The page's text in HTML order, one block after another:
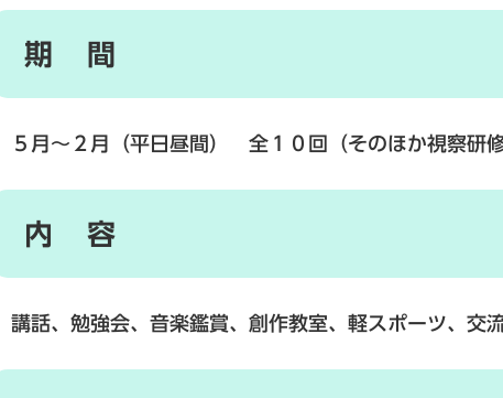
期 間
５月～２月（平日昼間） 全１０回（そのほか視察研修
内 容
講話、勉強会、音楽鑑賞、創作教室、軽スポーツ、交